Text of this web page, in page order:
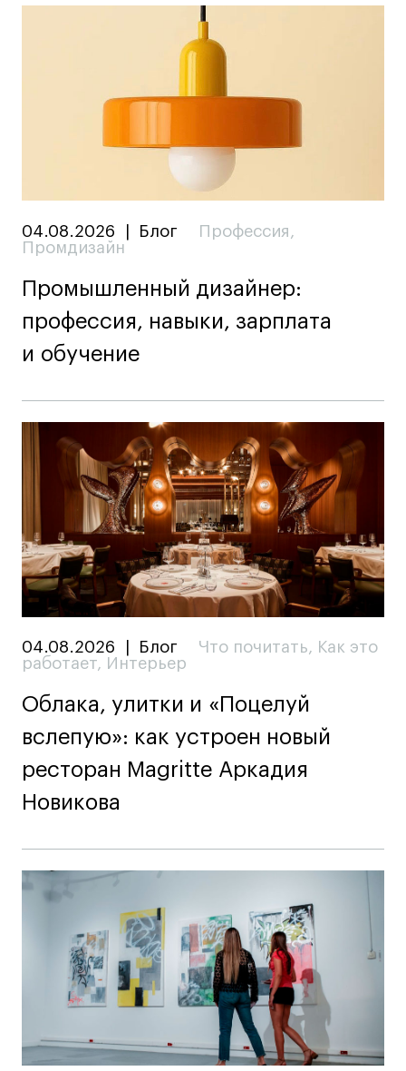
04.08.2026 Блог Профессия ,
Промдизайн
Промышленный дизайнер:
профессия, навыки, зарплата
и обучение
04.08.2026 Блог Что почитать, Как это
работает, Интерьер
Облака, улитки и «Поцелуй
вслепую»: как устроен новый
ресторан Magritte Аркадия
Новикова